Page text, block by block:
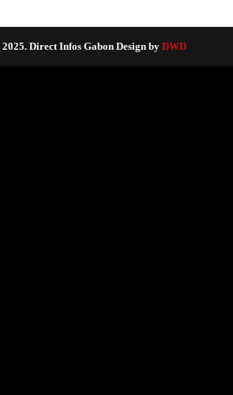
Direct Infos Gabon Design by DWD